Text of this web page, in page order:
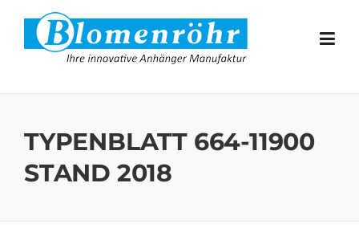
Skip to content
TYPENBLATT 664-11900
STAND 2018